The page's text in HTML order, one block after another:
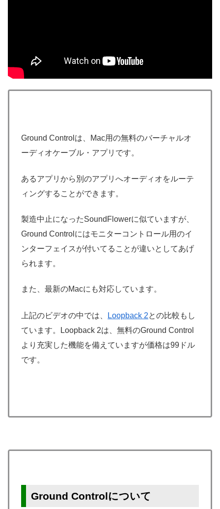
Ground Controlは、Mac用の無料のバーチャルオ
ーディオケーブル・アプリです。
あるアプリから別のアプリへオーディオをルーテ
ィングすることができます。
製造中止になったSoundFlowerに似ていますが、
Ground Controlにはモニターコントロール用のイ
ンターフェイスが付いてることが違いとしてあげ
られます。
また、最新のMacにも対応しています。
上記のビデオの中では、 Loopback 2との比較もし
ています。Loopback 2は、無料のGround Control
より充実した機能を備えていますが価格は99ドル
です。
Ground Controlについて